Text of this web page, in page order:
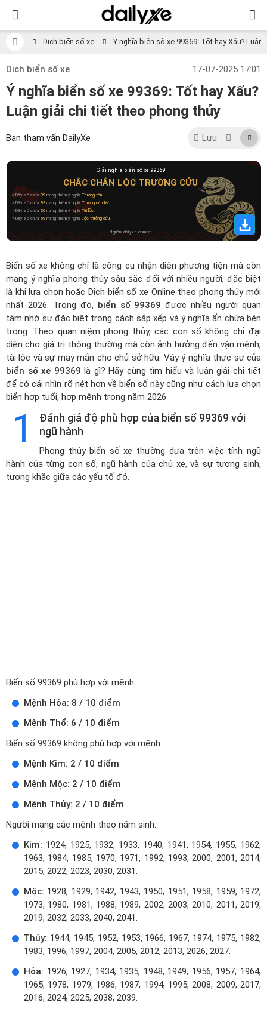
Dịch biển số xe Ý nghĩa biển số xe 99369: Tốt hay Xấu?
Dịch biển số xe 17-07-2025 17:01
Ý nghĩa biển số xe 99369: Tốt hay Xấu?
Luận giải chi tiết theo phong thủy
Ban tham vấn DailyXe Lưu
Giải nghĩa biển số xe 99369
CHẮC CHẮN LỘC TRƯỜNG CỬU
» Dãy số chứa99 mang thêm ý nghĩa Trường tồn.
» Dãy số chứa 93 mang thêm ý nghĩaTrường cửu tài.
» Dãy số chứa 36 mang thêm ý nghĩaTài lộc.
» Dãy số chứa 69 mang thêm ý nghĩa Lộc trường cửu.
Nguồn: dailyxe.com.vn
Biển số xe không chỉ là công cụ nhận diện phương tiện mà còn
mang ý nghĩa phong thủy sâu sắc đối với nhiều người, đặc biệt
là khi lựa chọn hoặcDịch biển số xe Online theo phong thủy mới
nhất 2026. Trong đó, biển số 99369 được nhiều người quan
tâm nhờ sự đặc biệt trong cách sắp xếp và ý nghĩa ẩn chứa bên
trong. Theo quan niệm phong thủy, các con số không chỉ đại
diện cho giá trị thông thường mà còn ảnh hưởng đến vận mệnh,
tài lộc và sự may mắn cho chủ sở hữu. Vậy ý nghĩa thực sự của
biển số xe 99369 là gì? Hãy cùng tìm hiểu và luận giải chi tiết
để có cái nhìn rõ nét hơn về biển số này cũng như cách lựa chọn
biển hợp tuổi, hợp mệnh trong năm 2026
1
Đánh giá độ phù hợp của biển số 99369 với
ngũ hành
Phong thủy biển số xe thường dựa trên việc tính ngũ
hành của từng con số, ngũ hành của chủ xe, và sự tương sinh,
tương khắc giữa các yếu tố đó.
Biển số 99369 phù hợp với mệnh:
Mệnh Hỏa: 8 / 10 điểm
Mệnh Thổ: 6 / 10 điểm
Biển số 99369 không phù hợp với mệnh:
Mệnh Kim: 2 / 10 điểm
Mệnh Mộc: 2 / 10 điểm
Mệnh Thủy: 2 / 10 điểm
Người mang các mệnh theo năm sinh:
Kim: 1924, 1925, 1932, 1933, 1940, 1941, 1954, 1955, 1962,
1963, 1984, 1985, 1970, 1971, 1992, 1993, 2000, 2001, 2014,
2015, 2022, 2023, 2030, 2031.
Mộc: 1928, 1929, 1942, 1943, 1950, 1951, 1958, 1959, 1972,
1973, 1980, 1981, 1988, 1989, 2002, 2003, 2010, 2011, 2019,
2019, 2032, 2033, 2040, 2041.
Thủy: 1944, 1945, 1952, 1953, 1966, 1967, 1974, 1975, 1982,
1983, 1996, 1997, 2004, 2005, 2012, 2013, 2026, 2027.
Hỏa: 1926, 1927, 1934, 1935, 1948, 1949, 1956, 1957, 1964,
1965, 1978, 1979, 1986, 1987, 1994, 1995, 2008, 2009, 2017,
2016, 2024, 2025, 2038, 2039.